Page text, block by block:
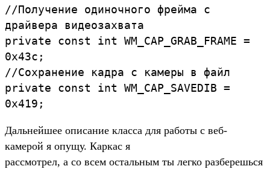
//Получение одиночного фрейма с
драйвера видеозахвата
private const int WM_CAP_GRAB_FRAME =
0x43c;
//Сохранение кадра с камеры в файл
private const int WM_CAP_SAVEDIB =
0x419;
Дальнейшее описание класса для работы с веб-
камерой я опущу. Каркас я
рассмотрел, а со всем остальным ты легко разберешься